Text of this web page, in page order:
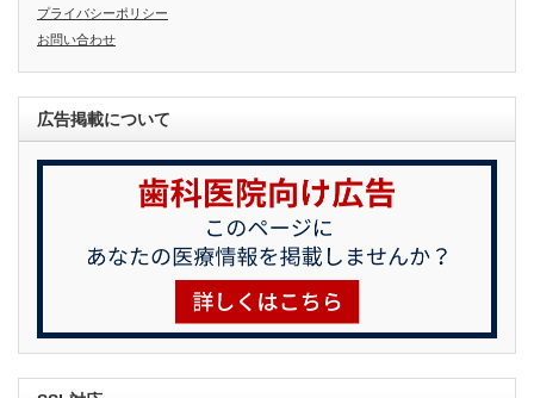
プライバシーポリシー
お問い合わせ
広告掲載について